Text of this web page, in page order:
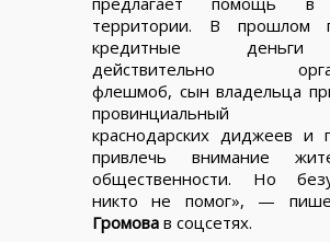
территории. В прошлом
кредитные
действительно
флешмоб, сын владельца
провинциальный
краснодарских диджеев и
привлечь внимание
общественности. Но
никто не помог», —
Громова в соцсетях.